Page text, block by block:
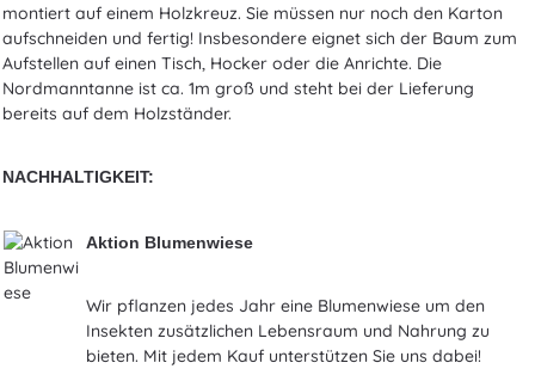
montiert auf einem Holzkreuz. Sie müssen nur noch den Karton
aufschneiden und fertig! Insbesondere eignet sich der Baum zum
Aufstellen auf einen Tisch, Hocker oder die Anrichte. Die
Nordmanntanne ist ca. 1m groß und steht bei der Lieferung
bereits auf dem Holzständer.
NACHHALTIGKEIT:
Aktion Blumenwiese
Wir pflanzen jedes Jahr eine Blumenwiese um den
Insekten zusätzlichen Lebensraum und Nahrung zu
bieten. Mit jedem Kauf unterstützen Sie uns dabei!